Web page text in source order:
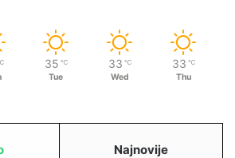
35 ℃
Tue
33 ℃
Wed
33 ℃
Thu
Najnovije